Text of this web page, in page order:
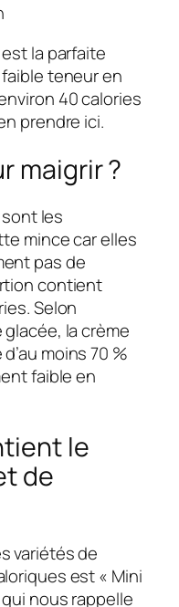
la parfaite
teneur en
40 calories
prendre ici.
maigrir ?
sont les
mince car elles
pas de
contient
Selon
glacée, la crème
moins 70 %
faible en
le
de
variétés de
est « Mini
nous rappelle